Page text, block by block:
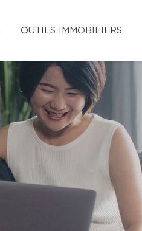
OUTILS IMMOBILIERS